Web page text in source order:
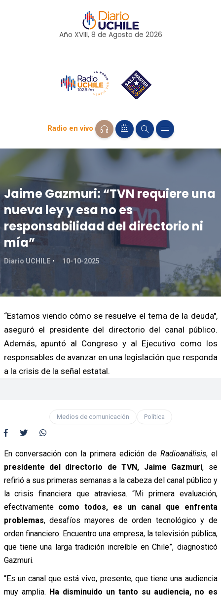
Año XVIII, 8 de Agosto de 2026
Radio en vivo
Jaime Gazmuri: “TVN requiere una
nueva ley y esa no es
responsabilidad del directorio ni
mía”
Diario UCHILE 10-10-2025
“Estamos viendo cómo se resuelve el tema de la deuda",
aseguró el presidente del directorio del canal público.
Además, apuntó al Congreso y al Ejecutivo como los
responsables de avanzar en una legislación que responda
a la crisis de la señal estatal.
Medios de comunicación Política
En conversación con la primera edición de Radioanálisis, el
presidente del directorio de TVN, Jaime Gazmuri, se
refirió a sus primeras semanas a la cabeza del canal público y
la crisis financiera que atraviesa. “Mi primera evaluación,
efectivamente como todos, es un canal que enfrenta
problemas, desafíos mayores de orden tecnológico y de
orden financiero. Encuentro una empresa, la televisión pública,
que tiene una larga tradición increíble en Chile”, diagnosticó
Gazmuri.
“Es un canal que está vivo, presente, que tiene una audiencia
muy amplia. Ha disminuido un tanto su audiencia, no es